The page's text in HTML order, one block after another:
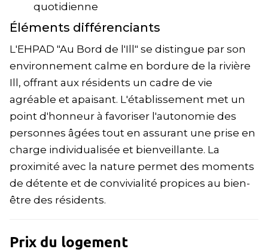
quotidienne
Éléments différenciants
L'EHPAD "Au Bord de l'Ill" se distingue par son
environnement calme en bordure de la rivière
Ill, offrant aux résidents un cadre de vie
agréable et apaisant. L'établissement met un
point d'honneur à favoriser l'autonomie des
personnes âgées tout en assurant une prise en
charge individualisée et bienveillante. La
proximité avec la nature permet des moments
de détente et de convivialité propices au bien-
être des résidents.
Prix du logement